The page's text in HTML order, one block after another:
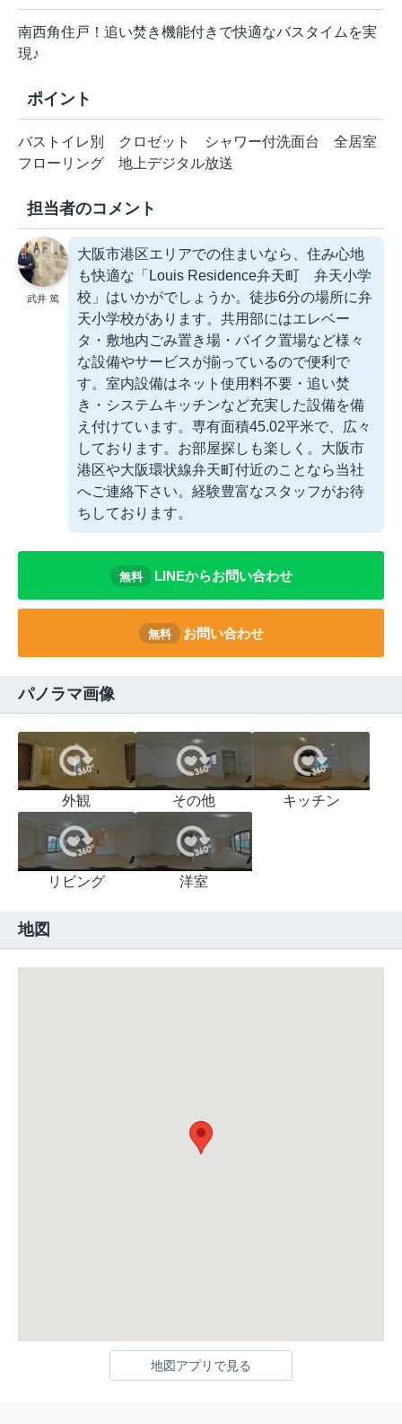
南西角住戸！追い焚き機能付きで快適なバスタイムを実
現♪
ポイント
バストイレ別 クロゼット シャワー付洗面台
全居室
フローリング
地上デジタル放送
担当者のコメント
武井 篤
大阪市港区エリアでの住まいなら、住み心地
も快適な「Louis Residence弁天町 弁天小学
校」はいかがでしょうか。徒歩6分の場所に弁
天小学校があります。共用部にはエレベー
タ・敷地内ごみ置き場・バイク置場など様々
な設備やサービスが揃っているので便利で
す。室内設備はネット使用料不要・追い焚
き・システムキッチンなど充実した設備を備
え付けています。専有面積45.02平米で、広々
しております。お部屋探しも楽しく。大阪市
港区や大阪環状線弁天町付近のことなら当社
へご連絡下さい。経験豊富なスタッフがお待
ちしております。
無料 LINEからお問い合わせ
無料 お問い合わせ
パノラマ画像
外観 その他 キッチン
リビング 洋室
地図
地図アプリで見る